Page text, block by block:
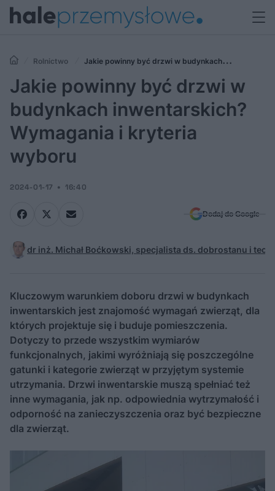
Rolnictwo
Jakie powinny być drzwi w budynkach
inwentarskich? Wymagania i kryteria wyboru
Jakie powinny być drzwi w
budynkach inwentarskich?
Wymagania i kryteria
wyboru
2024-01-17 16:40
Dodaj do Google
dr inż. Michał Boćkowski, specjalista ds. dobrostanu i
Kluczowym warunkiem doboru drzwi w budynkach
inwentarskich jest znajomość wymagań zwierząt, dla
których projektuje się i buduje pomieszczenia.
Dotyczy to przede wszystkim wymiarów
funkcjonalnych, jakimi wyróżniają się poszczególne
gatunki i kategorie zwierząt w przyjętym systemie
utrzymania. Drzwi inwentarskie muszą spełniać też
inne wymagania, jak np. odpowiednia wytrzymałość i
odporność na zanieczyszczenia oraz być bezpieczne
dla zwierząt.